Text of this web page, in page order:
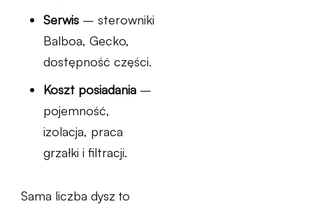
Serwis – sterowniki
Balboa, Gecko,
dostępność części.
Koszt posiadania –
pojemność,
izolacja, praca
grzałki i filtracji.
Sama liczba dysz to